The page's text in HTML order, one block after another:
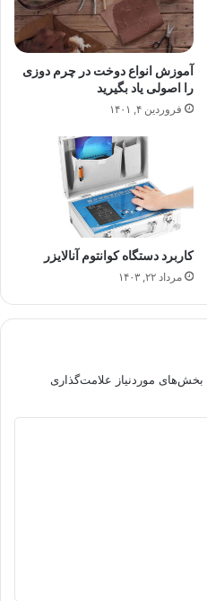
آموزش انواع دوخت در چرم دوزی
را اصولی یاد بگیرید
فروردین ۴, ۱۴۰۱
کاربرد دستگاه کوانتوم آنالایزر
مرداد ۲۲, ۱۴۰۳
بخش‌های موردنیاز علامت‌گذاری